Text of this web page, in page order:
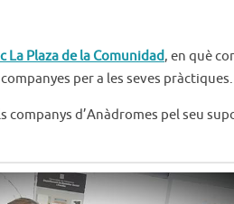
La Plaza de la Comunidad, en què
per a les seves pràctiques.
companys d’Anàdromes pel seu